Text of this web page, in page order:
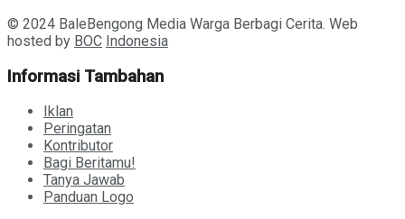
© 2024 BaleBengong Media Warga Berbagi Cerita. Web
hosted by BOC Indonesia
Informasi Tambahan
Iklan
Peringatan
Kontributor
Bagi Beritamu!
Tanya Jawab
Panduan Logo